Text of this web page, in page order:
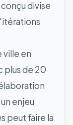
divise
ville en
plus de 20
enjeu
peut faire la